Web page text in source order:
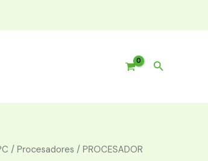
Buscar
/ Procesadores / PROCESADOR